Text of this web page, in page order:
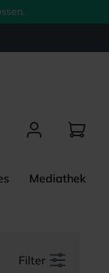
Mediathek
Filter